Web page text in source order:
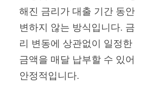
해진 금리가 대출 기간 동안
변하지 않는 방식입니다. 금
리 변동에 상관없이 일정한
금액을 매달 납부할 수 있어
안정적입니다.